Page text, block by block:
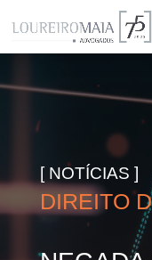
[ NOTÍCIAS ]
DIREITO